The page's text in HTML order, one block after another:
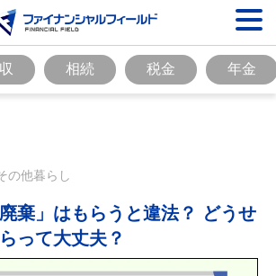
相続 税金 年金
の他暮らし
棄」はもらうと違法？ どうせ
って大丈夫？